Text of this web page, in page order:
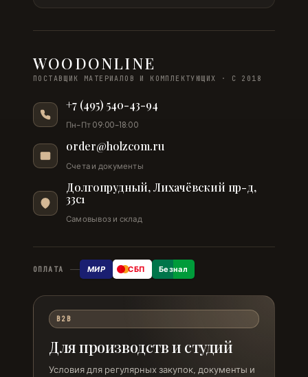
WOODONLINE
ПОСТАВЩИК МАТЕРИАЛОВ И КОМПЛЕКТУЮЩИХ · С 2018
+7 (495) 540-43-94
Пн–Пт 09:00–18:00
order@holzcom.ru
Счета и документы
Долгопрудный, Лихачёвский пр-д,
33с1
Самовывоз и склад
ОПЛАТА МИР СБП Безнал
B2B
Для производств и студий
Условия для регулярных закупок, документы и